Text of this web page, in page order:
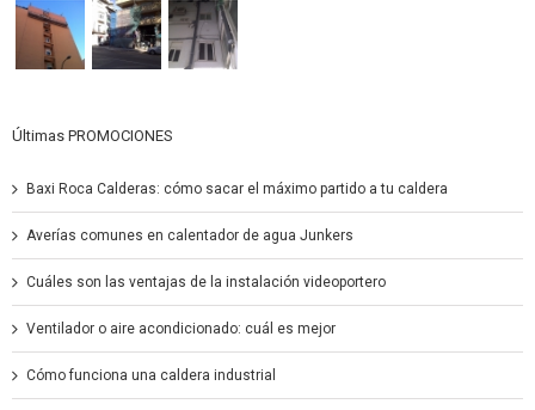
Últimas PROMOCIONES
Baxi Roca Calderas: cómo sacar el máximo partido a tu caldera
Averías comunes en calentador de agua Junkers
Cuáles son las ventajas de la instalación videoportero
Ventilador o aire acondicionado: cuál es mejor
Cómo funciona una caldera industrial